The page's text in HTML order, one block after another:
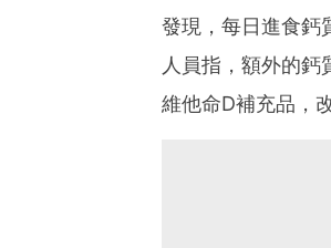
發現，每日進食鈣
人員指，額外的
維他命D補充品，